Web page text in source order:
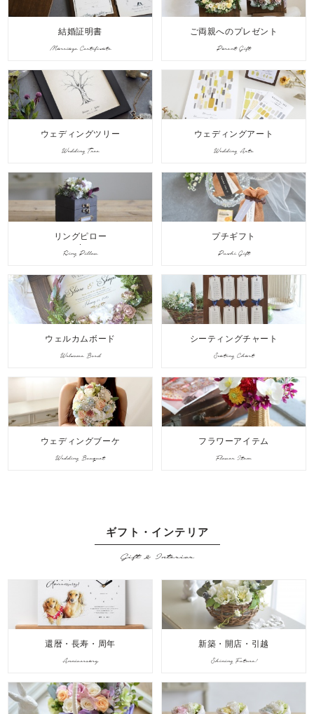
結婚証明書
Marriage Certificate
ご両親へのプレゼント
Parent Gift
ウェディングツリー
Wedding Tree
ウェディングアート
Wedding Arts
リングピロー
Ring Pillow
プチギフト
Puchi Gift
ウェルカムボード
Welcome Bord
シーティングチャート
Seating Chart
ウェディングブーケ
Wedding Bouquet
フラワーアイテム
Flower Item
ギフト・インテリア
Gift & Interior
還暦・長寿・周年
Anniversary
新築・開店・引越
Shining Future!